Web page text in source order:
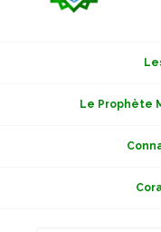
Le Prophète